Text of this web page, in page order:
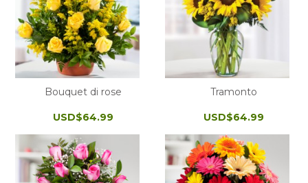
Bouquet di rose
USD$64.99
Tramonto
USD$64.99